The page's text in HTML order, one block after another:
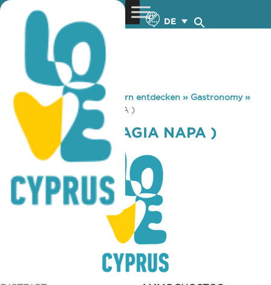
DE
You are here: Home »Zypern entdecken » Gastronomy»
CASTLE CLUB ( AGIA NAPA )
CASTLE CLUB ( AGIA NAPA )